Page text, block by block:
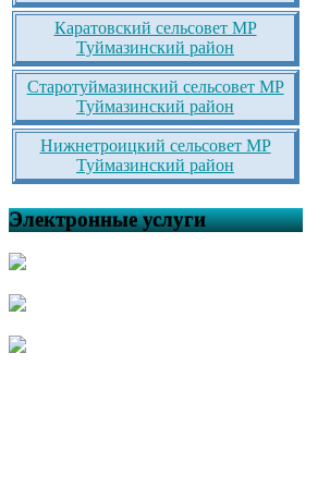
Каратовский сельсовет МР
Туймазинский район
Старотуймазинский сельсовет МР
Туймазинский район
Нижнетроицкий сельсовет МР
Туймазинский район
Электронные услуги